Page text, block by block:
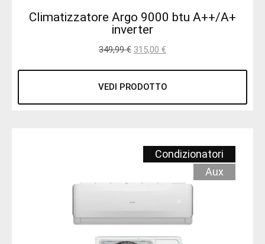
Climatizzatore Argo 9000 btu A++/A+
inverter
349,99€ 315,00 €
VEDI PRODOTTO
Condizionatori
Aux